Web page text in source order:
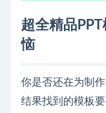
超全精品
恼
你是否还在为制
结果找到的模板